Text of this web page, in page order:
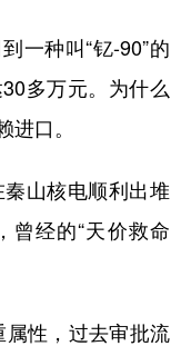
种叫“钇-90”的
多万元。为什么
口。
山核电顺利出堆
曾经的“天价救命
性，过去审批流